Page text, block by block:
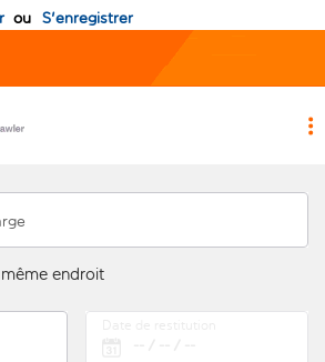
ou S'enregistrer
endroit